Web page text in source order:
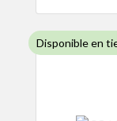
Disponible en